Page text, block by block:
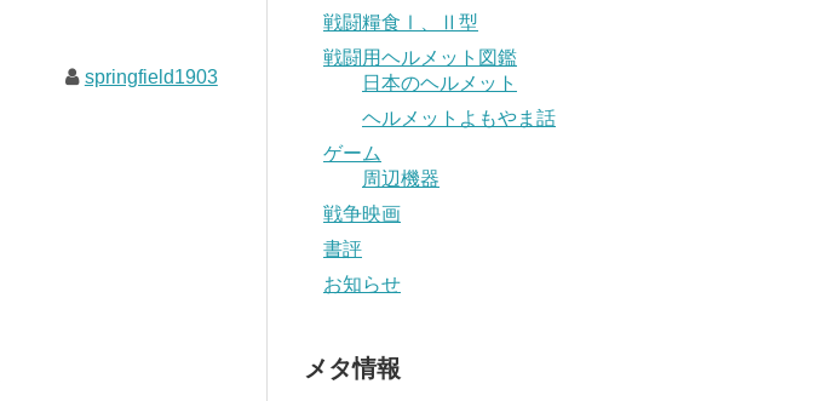
springfield1903
戦闘糧食Ⅰ、Ⅱ型
戦闘用ヘルメット図鑑
日本のヘルメット
ヘルメットよもやま話
ゲーム
周辺機器
戦争映画
書評
お知らせ
メタ情報